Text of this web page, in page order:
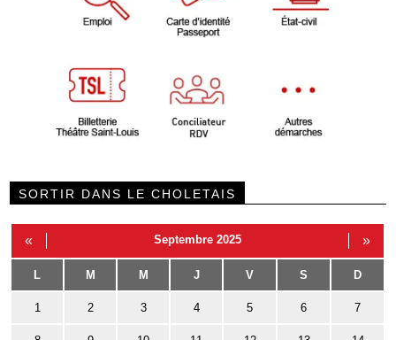
SORTIR DANS LE CHOLETAIS
« Septembre 2025 »
L M M J V S D
1 2 3 4 5 6 7